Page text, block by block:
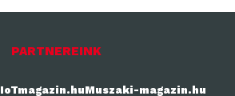
PARTNEREINK
IoTmagazin.huMuszaki-magazin.hu